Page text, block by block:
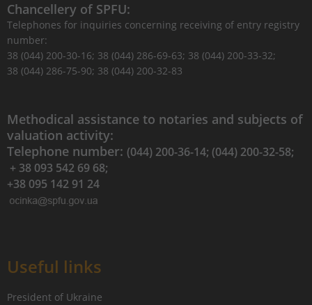
Chancellery of SPFU:
Telephones for inquiries concerning receiving of entry registry
number:
38 (044) 200-30-16; 38 (044) 286-69-63; 38 (044) 200-33-32;
38 (044) 286-75-90; 38 (044) 200-32-83
Methodical assistance to notaries and subjects of
valuation activity:
Telephone number: (044) 200-36-14; (044) 200-32-58;
+ 38 093 542 69 68;
+38 095 142 91 24
Useful links
President of Ukraine